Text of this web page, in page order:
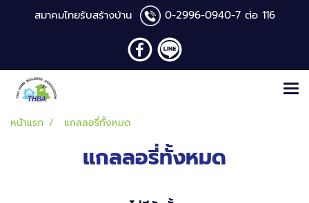
สมาคมไทยรับสร้างบ้าน 0-2996-0940-7 ต่อ 116
หน้าแรก แกลลอรี่ทั้งหมด
แกลลอรี่ทั้งหมด